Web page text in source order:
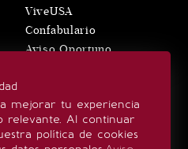
mejorar tu experiencia
relevante. Al continuar
política de cookies
ViveUSA
Confabulario
Aviso Oportuno
SÍGUENOS